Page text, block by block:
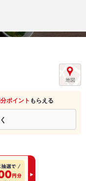
ポイント もらえる